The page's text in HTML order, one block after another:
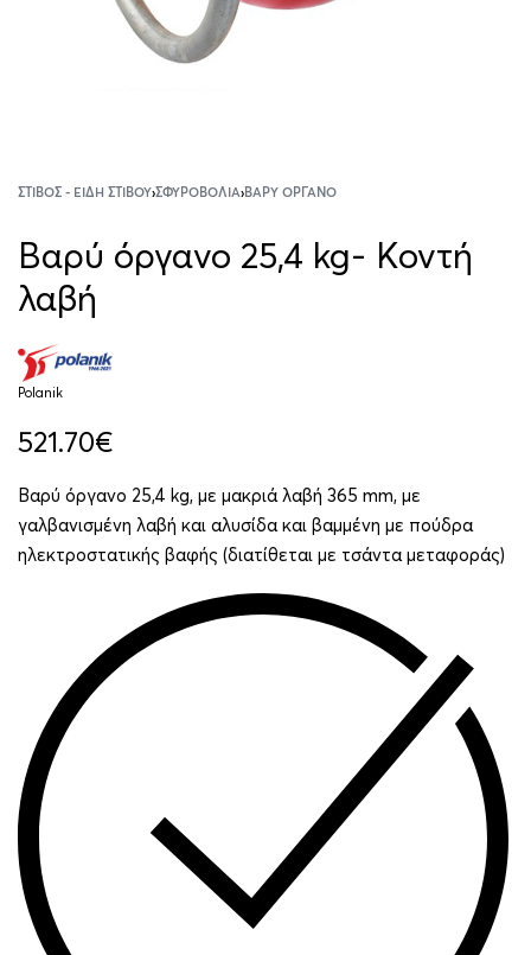
ΣΤΊΒΟΣ - ΕΊΔΗ ΣΤΊΒΟΥ›ΣΦΥΡΟΒΟΛΊΑ›ΒΑΡΎ ΌΡΓΑΝΟ
Βαρύ όργανο 25,4 kg- Κοντή
λαβή
Polanik
521.70€
Βαρύ όργανο 25,4 kg, με μακριά λαβή 365 mm, με
γαλβανισμένη λαβή και αλυσίδα και βαμμένη με πούδρα
ηλεκτροστατικής βαφής (διατίθεται με τσάντα μεταφοράς)